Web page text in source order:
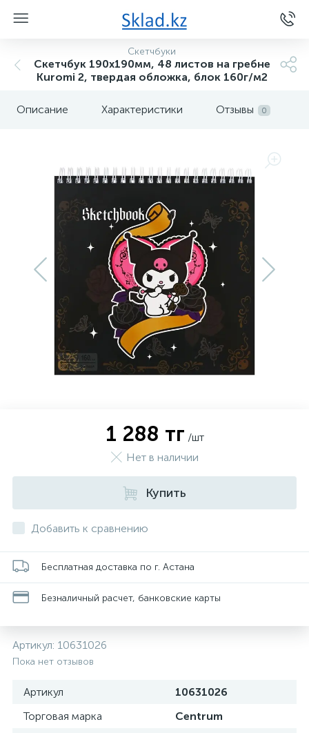
Скетчбуки
Скетчбук 190х190мм, 48 листов на гребне
Kuromi 2, твердая обложка, блок 160г/м2
Описание Характеристики Отзывы 0
1 288 тг /шт
Нет в наличии
Купить
Добавить к сравнению
Бесплатная доставка по г. Астана
Безналичный расчет, банковские карты
Артикул: 10631026
Пока нет отзывов
Артикул
10631026
Торговая марка
Centrum